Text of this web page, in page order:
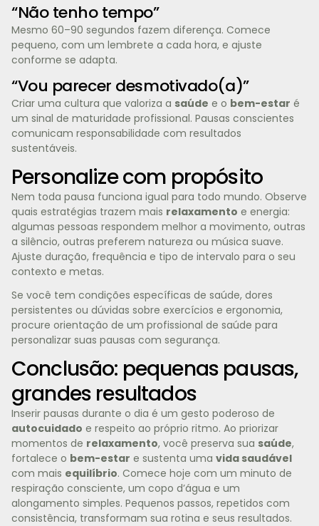
“Não tenho tempo”
Mesmo 60–90 segundos fazem diferença. Comece
pequeno, com um lembrete a cada hora, e ajuste
conforme se adapta.
“Vou parecer desmotivado(a)”
Criar uma cultura que valoriza a saúde e o bem-estar é
um sinal de maturidade profissional. Pausas conscientes
comunicam responsabilidade com resultados
sustentáveis.
Personalize com propósito
Nem toda pausa funciona igual para todo mundo. Observe
quais estratégias trazem mais relaxamento e energia:
algumas pessoas respondem melhor a movimento, outras
a silêncio, outras preferem natureza ou música suave.
Ajuste duração, frequência e tipo de intervalo para o seu
contexto e metas.
Se você tem condições específicas de saúde, dores
persistentes ou dúvidas sobre exercícios e ergonomia,
procure orientação de um profissional de saúde para
personalizar suas pausas com segurança.
Conclusão: pequenas pausas,
grandes resultados
Inserir pausas durante o dia é um gesto poderoso de
autocuidado e respeito ao próprio ritmo. Ao priorizar
momentos de relaxamento, você preserva sua saúde,
fortalece o bem-estar e sustenta uma vida saudável
com mais equilíbrio. Comece hoje com um minuto de
respiração consciente, um copo d’água e um
alongamento simples. Pequenos passos, repetidos com
consistência, transformam sua rotina e seus resultados.